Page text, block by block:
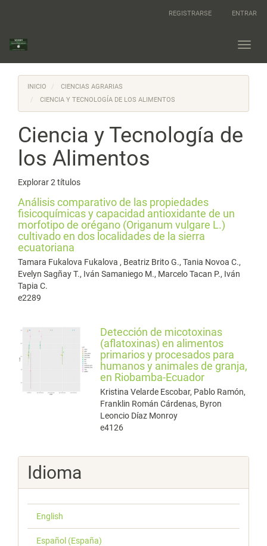
principal
Barra
lateral
REGISTRARSE ENTRAR
INICIO
CIENCIAS AGRARIAS
CIENCIA Y TECNOLOGÍA DE LOS ALIMENTOS
Ciencia y Tecnología de
los Alimentos
Explorar 2 títulos
Análisis comparativo de las propiedades
fisicoquímicas y capacidad antioxidante de un
morfotipo de orégano (Origanum vulgare L.)
cultivado en dos localidades de la sierra
ecuatoriana
Tamara Fukalova Fukalova , Beatriz Brito G., Tania Novoa C.,
Evelyn Sagñay T., Iván Samaniego M., Marcelo Tacan P., Iván
Tapia C.
e2289
Detección de micotoxinas
(aflatoxinas) en alimentos
primarios y procesados para
humanos y animales de granja,
en Riobamba-Ecuador
Kristina Velarde Escobar, Pablo Ramón,
Franklin Román Cárdenas, Byron
Leoncio Díaz Monroy
e4126
Idioma
English
Español (España)